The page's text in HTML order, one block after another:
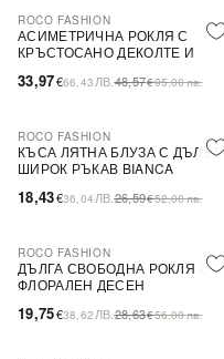
-30%
ROCO FASHION
АСИМЕТРИЧНА РОКЛЯ С
КРЪСТОСАНО ДЕКОЛТЕ И
33,97€66,43 ЛВ.48,57€95,00лв.
-31%
ROCO FASHION
КЪСА ЛЯТНА БЛУЗА С ДЪЛЪГ
ШИРОК РЪКАВ BIANCA
18,43€36,04 ЛВ.26,59€52,00лв.
-31%
ROCO FASHION
ДЪЛГА СВОБОДНА РОКЛЯ С
ФЛОРАЛЕН ДЕСЕН
19,75€38,62 ЛВ.28,63€56,00лв.